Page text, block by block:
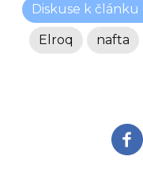
Diskuse k článku
nafta
Elroq